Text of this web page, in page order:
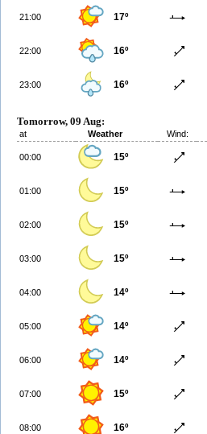
21:00 17º
22:00 16º
23:00 16º
Tomorrow, 09 Aug:
at Weather Wind:
00:00 15º
01:00 15º
02:00 15º
03:00 15º
04:00 14º
05:00 14º
06:00 14º
07:00 15º
08:00 16º